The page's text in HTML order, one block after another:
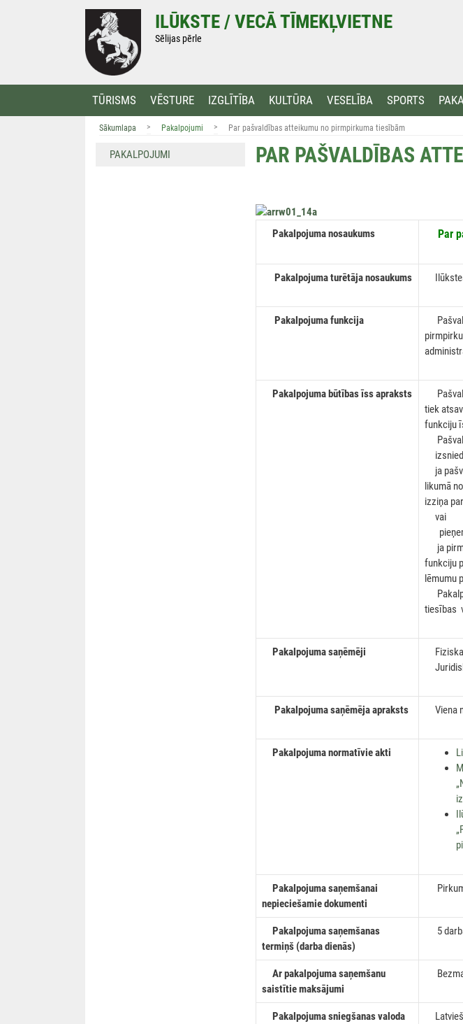
ILŪKSTE / VECĀ TĪMEKĻVIETNE
Sēlijas pērle
TŪRISMS VĒSTURE IZGLĪTĪBA KULTŪRA VESELĪBA SPORTS
Sākumlapa > Pakalpojumi > Par pašvaldības atteikumu no pirmpirkuma tiesībām
PAR PAŠVALDĪBAS
Pakalpojuma nosaukums Par
Pakalpojuma turētāja nosaukums
Pakalpojuma funkcija
Pakalpojuma būtības īss apraksts
tiek
funkciju
ja
likumā
izziņa
vai
ja
funkciju
lēmumu
tiesības
Pakalpojuma saņēmēji
Pakalpojuma saņēmēja apraksts Viena
Pakalpojuma normatīvie akti
Pakalpojuma saņemšanai
nepieciešamie dokumenti
Pakalpojuma saņemšanas
termiņš (darba dienās)
5
Ar pakalpojuma saņemšanu
saistītie maksājumi
Pakalpojuma sniegšanas valoda
PAKALPOJUMI